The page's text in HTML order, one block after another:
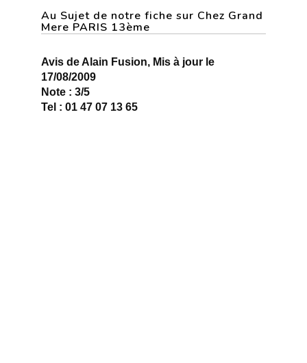
Au Sujet de notre fiche sur Chez Grand
Mere PARIS 13ème
Avis de Alain Fusion, Mis à jour le
17/08/2009
Note : 3/5
Tel : 01 47 07 13 65